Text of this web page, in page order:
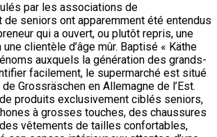
par les associations de
de seniors ont apparemment été entendus
qui a ouvert, ou plutôt repris, une
clientèle d’âge mûr. Baptisé « Käthe
auxquels la génération des grands-
facilement, le supermarché est situé
Grossräschen en Allemagne de l’Est.
produits exclusivement ciblés seniors,
à grosses touches, des chaussures
vêtements de tailles confortables,